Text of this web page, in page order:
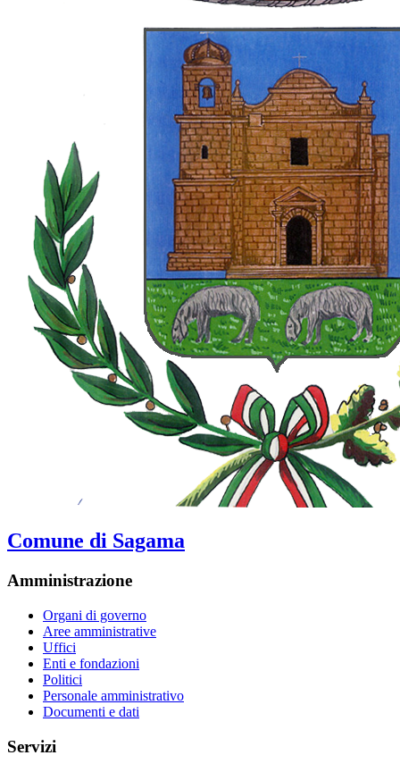
Comune di Sagama
Amministrazione
Organi di governo
Aree amministrative
Uffici
Enti e fondazioni
Politici
Personale amministrativo
Documenti e dati
Servizi